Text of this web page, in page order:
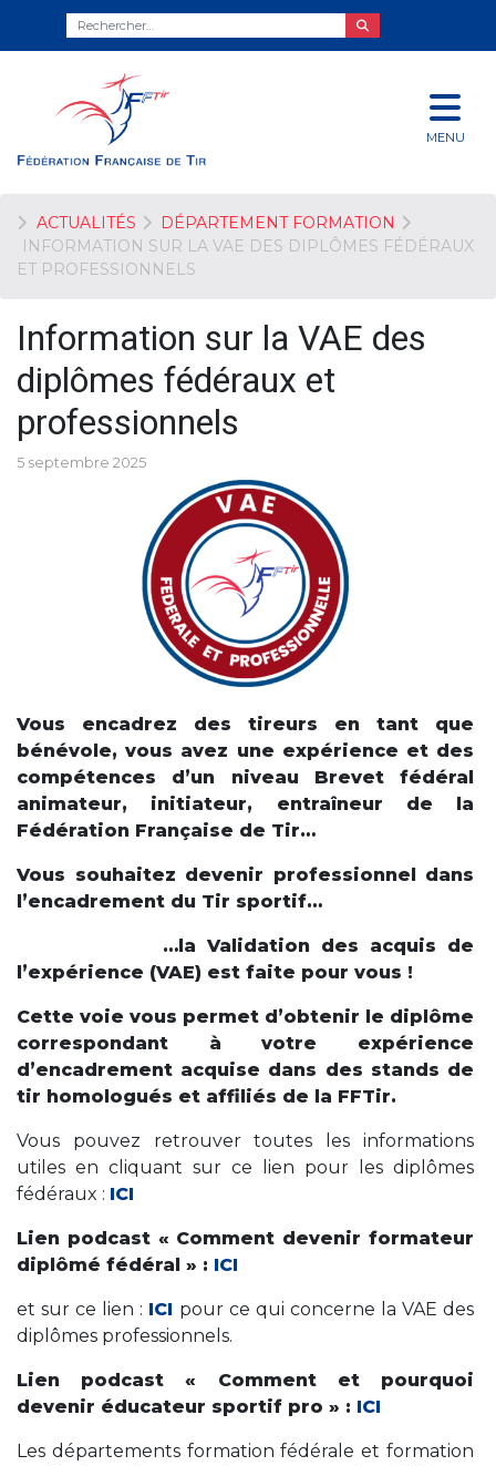
MENU
ACTUALITÉS
DÉPARTEMENT FORMATION
INFORMATION SUR LA VAE DES DIPLÔMES FÉDÉRAUX
ET PROFESSIONNELS
Information sur la VAE des
diplômes fédéraux et
professionnels
5 septembre 2025
Vous encadrez des tireurs en tant que
bénévole, vous avez une expérience et des
compétences d’un niveau Brevet fédéral
animateur, initiateur, entraîneur de la
Fédération Française de Tir…
Vous souhaitez devenir professionnel dans
l’encadrement du Tir sportif…
…la Validation des acquis de
l’expérience (VAE) est faite pour vous !
Cette voie vous permet d’obtenir le diplôme
correspondant à votre expérience
d’encadrement acquise dans des stands de
tir homologués et affiliés de la FFTir.
Vous pouvez retrouver toutes les informations
utiles en cliquant sur ce lien pour les diplômes
fédéraux : ICI
Lien podcast « Comment devenir formateur
diplômé fédéral » : ICI
et sur ce lien : ICI pour ce qui concerne la VAE des
diplômes professionnels.
Lien podcast « Comment et pourquoi
devenir éducateur sportif pro » : ICI
Les départements formation fédérale et formation